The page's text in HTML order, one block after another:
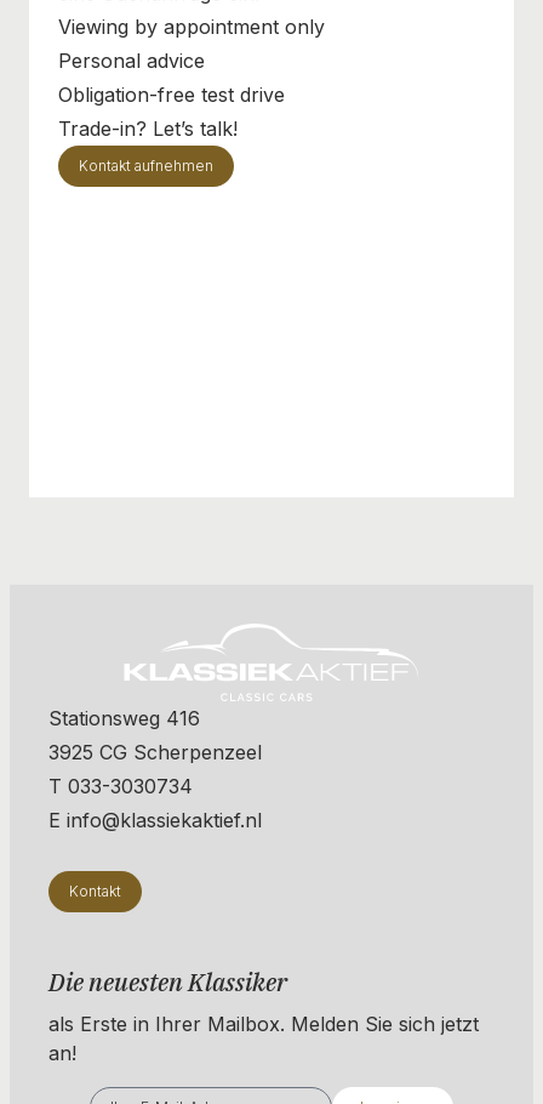
Viewing by appointment only
Personal advice
Obligation-free test drive
Trade-in? Let’s talk!
Kontakt aufnehmen
Stationsweg 416
3925 CG Scherpenzeel
T 033-3030734
E info@klassiekaktief.nl
Kontakt
Die neuesten Klassiker
als Erste in Ihrer Mailbox. ​​​​​​Melden Sie sich jetzt
an!